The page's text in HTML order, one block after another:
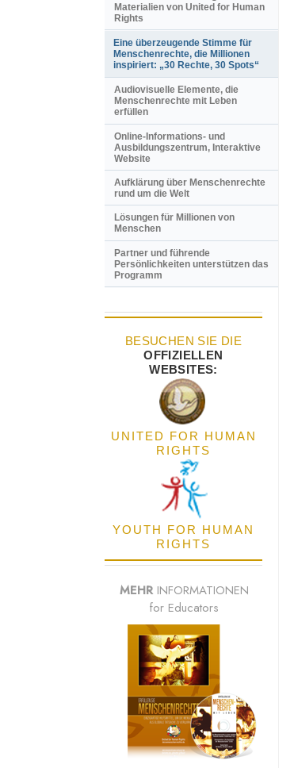
Materialien von United for Human
Rights
Eine überzeugende Stimme für
Menschenrechte, die Millionen
inspiriert: „30 Rechte, 30 Spots“
Audiovisuelle Elemente, die
Menschenrechte mit Leben
erfüllen
Online-Informations- und
Ausbildungszentrum, Interaktive
Website
Aufklärung über Menschenrechte
rund um die Welt
Lösungen für Millionen von
Menschen
Partner und führende
Persönlichkeiten unterstützen das
Programm
BESUCHEN SIE DIE
OFFIZIELLEN
WEBSITES:
UNITED FOR HUMAN
RIGHTS
YOUTH FOR HUMAN
RIGHTS
MEHR INFORMATIONEN
for Educators